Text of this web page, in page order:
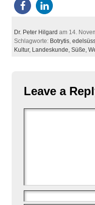
Dr. Peter Hilgard am 14.
Schlagworte: Botrytis,
Kultur, Landeskunde, Süße,
Leave a